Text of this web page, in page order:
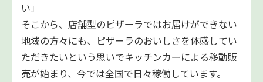
い」
そこから、店舗型のピザーラではお届けができない
地域の方々にも、ピザーラのおいしさを体感してい
ただきたいという思いでキッチンカーによる移動販
売が始まり、今では全国で日々稼働しています。